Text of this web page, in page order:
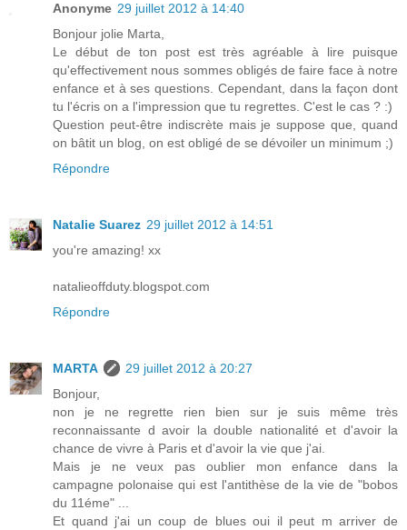
Anonyme 29 juillet 2012 à 14:40
Bonjour jolie Marta,
Le début de ton post est très agréable à lire puisque
qu'effectivement nous sommes obligés de faire face à notre
enfance et à ses questions. Cependant, dans la façon dont
tu l'écris on a l'impression que tu regrettes. C'est le cas ? :)
Question peut-être indiscrète mais je suppose que, quand
on bâtit un blog, on est obligé de se dévoiler un minimum ;)
Répondre
Natalie Suarez 29 juillet 2012 à 14:51
you're amazing! xx
natalieoffduty.blogspot.com
Répondre
MARTA
29 juillet 2012 à 20:27
Bonjour,
non je ne regrette rien bien sur je suis même très
reconnaissante d avoir la double nationalité et d'avoir la
chance de vivre à Paris et d'avoir la vie que j'ai.
Mais je ne veux pas oublier mon enfance dans la
campagne polonaise qui est l'antithèse de la vie de "bobos
du 11éme" ...
Et quand j'ai un coup de blues oui il peut m arriver de